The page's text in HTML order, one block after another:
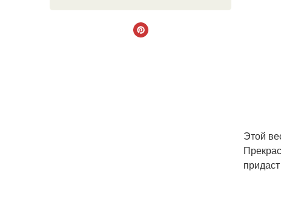
Этой